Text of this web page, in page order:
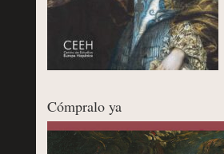
Cómpralo ya